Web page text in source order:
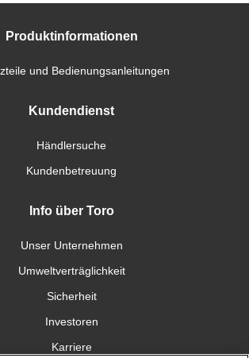
Produktinformationen
und Bedienungsanleitungen
Kundendienst
Händlersuche
Kundenbetreuung
Info über Toro
Unser Unternehmen
Umweltverträglichkeit
Sicherheit
Investoren
Karriere